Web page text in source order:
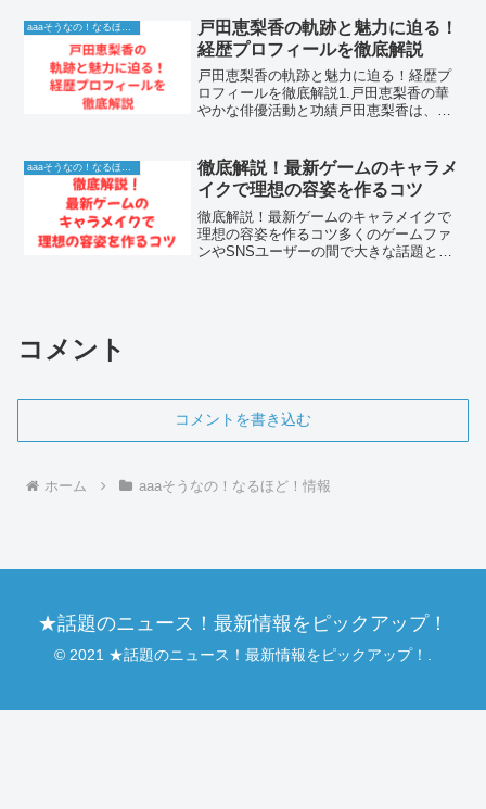
さん。しかし、突然の報道により、世間
に大きな衝撃を与える事...
aaaそうなの！なるほど！情報
戸田恵梨香の軌跡と魅力に迫る！
経歴プロフィールを徹底解説
戸田恵梨香の軌跡と魅力に迫る！経歴プ
ロフィールを徹底解説1.戸田恵梨香の華
やかな俳優活動と功績戸田恵梨香は、そ
で活躍し続けています。デビュー以来、
数多くの映画やドラマで主...
aaaそうなの！なるほど！情報
徹底解説！最新ゲームのキャラメ
イクで理想の容姿を作るコツ
徹底解説！最新ゲームのキャラメイクで
理想の容姿を作るコツ多くのゲームファ
ンやSNSユーザーの間で大きな話題とな
コメント
コメントを書き込む
ホーム aaaそうなの！なるほど！情報
★話題のニュース！最新情報をピックアップ！
© 2021 ★話題のニュース！最新情報をピックアップ！.